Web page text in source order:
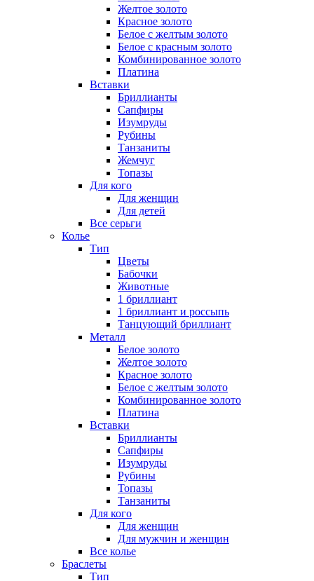
Желтое золото
Красное золото
Белое с желтым золото
Белое с красным золото
Комбинированное золото
Платина
Вставки
Бриллианты
Сапфиры
Изумруды
Рубины
Танзаниты
Жемчуг
Топазы
Для кого
Для женщин
Для детей
Все серьги
Колье
Тип
Цветы
Бабочки
Животные
1 бриллиант
1 бриллиант и россыпь
Танцующий бриллиант
Металл
Белое золото
Желтое золото
Красное золото
Белое с желтым золото
Комбинированное золото
Платина
Вставки
Бриллианты
Сапфиры
Изумруды
Рубины
Топазы
Танзаниты
Для кого
Для женщин
Для мужчин и женщин
Все колье
Браслеты
Тип